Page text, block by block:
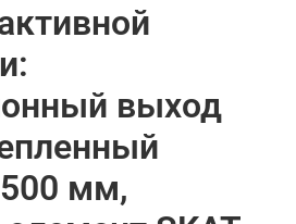
выход
мм,